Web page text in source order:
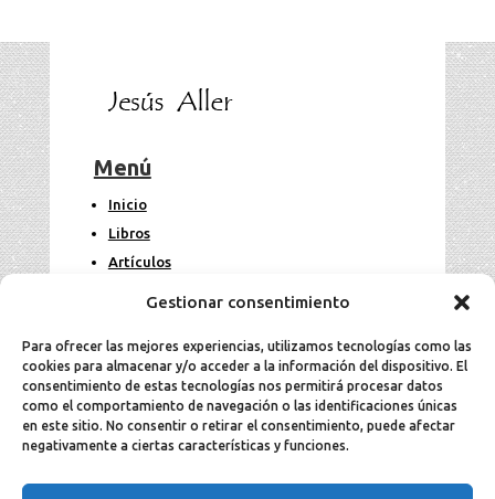
Gestionar consentimiento
Para ofrecer las mejores experiencias, utilizamos tecnologías como las
cookies para almacenar y/o acceder a la información del dispositivo. El
consentimiento de estas tecnologías nos permitirá procesar datos
como el comportamiento de navegación o las identificaciones únicas
en este sitio. No consentir o retirar el consentimiento, puede afectar
negativamente a ciertas características y funciones.
Menú
Inicio
Libros
Artículos
Legal
Aviso Legal
Política de privacidad